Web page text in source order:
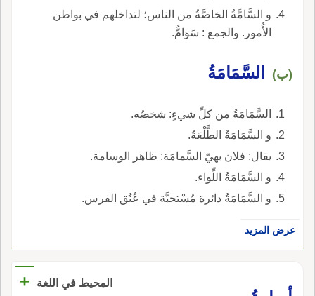
و السَّامَّةُ الخاصَّةُ من الناس؛ لتداخلهم في بواطن
الأُمور. والجمع : سَوَامُّ.
(ب) السَّمَامَةُ
السَّمَامَةُ من كلِّ شيءٍ: شخصُه.
و السَّمَامَةُ الطَّلْعَةُ.
يقال: فلان بهيّ السَّمامَة: ظاهر الوسامة.
و السَّمَامَةُ اللِّواء.
و السَّمَامَةُ دائرة مُسْتحبَّة في عُنُق الفرس.
عرض المزيد
المحيط في اللغة
+